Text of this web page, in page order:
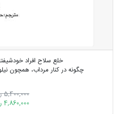
خلع سلاح افراد
چگونه در کنار مرداب، همچون
5,400,000 ریال
4,860,000 ریال